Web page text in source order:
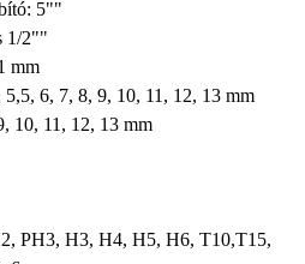
5""
1/2""
mm
6, 7, 8, 9, 10, 11, 12, 13 mm
10, 11, 12, 13 mm
PH3, H3, H4, H5, H6, T10,T15,